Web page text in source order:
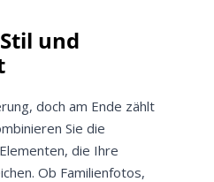
und
doch am Ende zählt
Sie die
die Ihre
Ob Familienfotos,